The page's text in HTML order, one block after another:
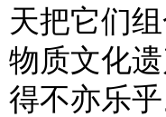
天把它们
物质文化
得不亦乐乎